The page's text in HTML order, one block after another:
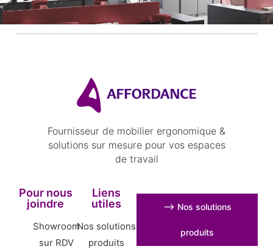
Fournisseur de mobilier ergonomique &
solutions sur mesure pour vos espaces
de travail
Pour nous
joindre
Showroom
sur RDV
Liens
utiles
Nos solutions
produits
⟶ Nos solutions
produits